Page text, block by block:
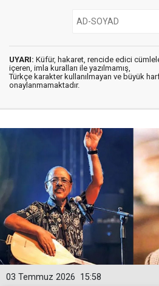
UYARI: Küfür, hakaret, rencide edici
içeren, imla kuralları ile yazılmamış,
Türkçe karakter kullanılmayan ve büyük
onaylanmamaktadır.
15:58
03 Temmuz 2026